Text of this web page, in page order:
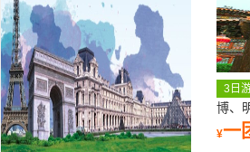
3日
博、
¥一